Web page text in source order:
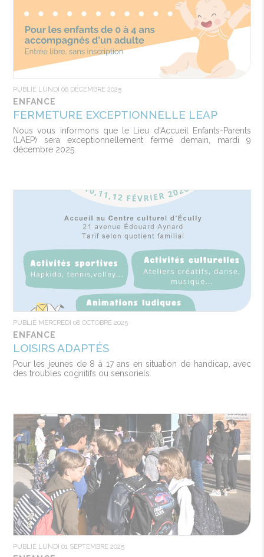
PUBLIÉ LUNDI 08 DÉCEMBRE 2025
ENFANCE
FERMETURE EXCEPTIONNELLE LEAP
Nous vous informons que le Lieu d'Accueil Enfants-Parents
(LAEP) sera exceptionnellement fermé demain, mardi 9
décembre 2025.
PUBLIÉ MERCREDI 08 OCTOBRE 2025
ENFANCE
LOISIRS ADAPTÉS
Pour les jeunes de 8 à 17 ans en situation de handicap, avec
des troubles cognitifs ou sensoriels.
PUBLIÉ LUNDI 01 SEPTEMBRE 2025